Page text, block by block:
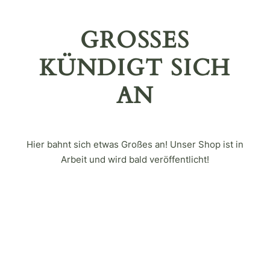
GROSSES K
ÜNDIGT SICH A
N
Hier bahnt sich etwas Großes an! Unser Shop ist in
Arbeit und wird bald veröffentlicht!